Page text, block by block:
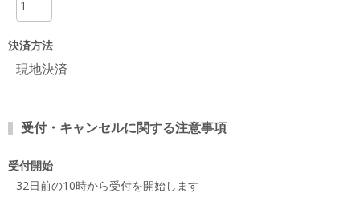
決済方法
現地決済
受付・キャンセルに関する注意事項
受付開始
32日前の10時から受付を開始します